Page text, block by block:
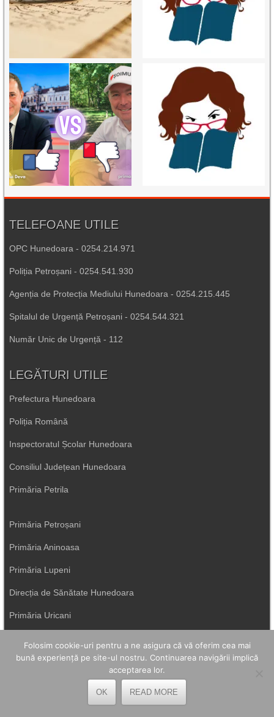
TELEFOANE UTILE
OPC Hunedoara - 0254.214.971
Poliția Petroșani - 0254.541.930
Agenția de Protecția Mediului Hunedoara - 0254.215.445
Spitalul de Urgență Petroșani - 0254.544.321
Număr Unic de Urgență - 112
LEGĂTURI UTILE
Prefectura Hunedoara
Poliția Română
Inspectoratul Școlar Hunedoara
Consiliul Județean Hunedoara
Primăria Petrila
Primăria Petroșani
Primăria Aninoasa
Primăria Lupeni
Direcția de Sănătate Hunedoara
Primăria Uricani
Primăria Vulcan
Folosim cookie-uri pentru a ne asigura că vă oferim cea mai
bună experiență pe site-ul nostru. Continuarea navigării implică
acceptarea lor.
OK READ MORE